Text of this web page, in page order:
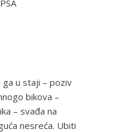
u staji – poziv
bikova –
– svađa na
nesreća. Ubiti